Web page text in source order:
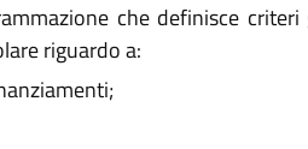
che definisce
riguardo a: